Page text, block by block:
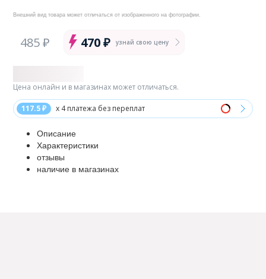
Внешний вид товара может отличаться от изображенного на фотографии.
485 ₽ 470 ₽ узнай свою цену
117.5 ₽ x 4 платежа без переплат
Цена онлайн и в магазинах может отличаться.
Описание
Характеристики
отзывы
наличие в магазинах